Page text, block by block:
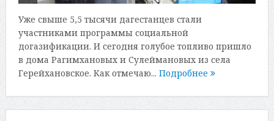
Уже свыше 5,5 тысячи дагестанцев стали
участниками программы социальной
догазификации. И сегодня голубое топливо пришло
в дома Рагимхановых и Сулеймановых из села
Герейхановское. Как отмечаю... Подробнее